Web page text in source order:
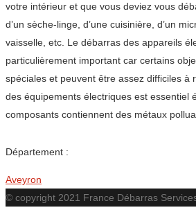
votre intérieur et que vous deviez vous
d’un sèche-linge, d’une cuisinière, d’un
vaisselle, etc. Le débarras des appareils
particulièrement important car certains
spéciales et peuvent être assez difficiles à
des équipements électriques est essentiel
composants contiennent des métaux
Département :
Aveyron
© copyright 2021 France Débarras